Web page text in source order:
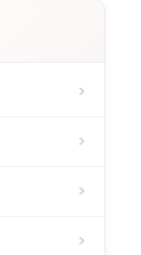
›
›
›
›